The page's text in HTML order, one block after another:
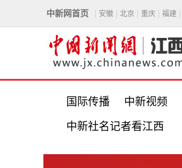
中新网首页 安徽 北京 重庆 福建
国际传播 中新视频
中新社名记者看江西